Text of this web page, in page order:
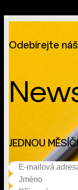
Odebírejte náš
JEDNOU